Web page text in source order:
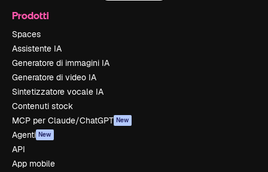
Prodotti
Spaces
Assistente IA
Generatore di immagini IA
Generatore di video IA
Sintetizzatore vocale IA
Contenuti stock
MCP per Claude/ChatGPT New
Agenti New
API
App mobile